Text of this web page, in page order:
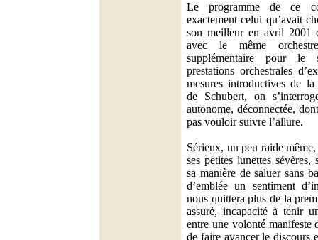
Le programme de ce
exactement celui qu’avait
son meilleur en avril 2001
avec le même
supplémentaire pour le
prestations orchestrales
mesures introductives de
de Schubert, on
autonome, déconnectée,
pas vouloir suivre l’allure.
Sérieux, un peu raide
ses petites lunettes sévères,
sa manière de saluer sans
d’emblée un sentiment
nous quittera plus de la
assuré, incapacité à tenir
entre une volonté manifeste
de faire avancer le discours